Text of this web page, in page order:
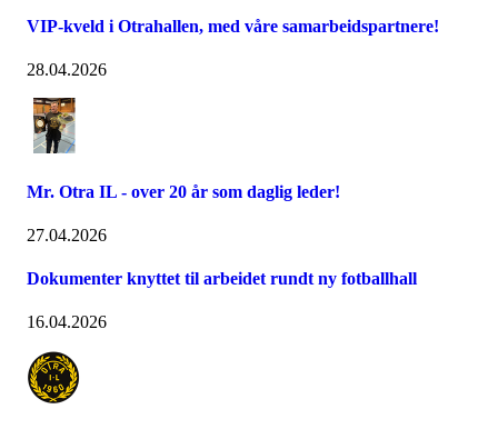
VIP-kveld i Otrahallen, med våre samarbeidspartnere!
28.04.2026
Mr. Otra IL - over 20 år som daglig leder!
27.04.2026
Dokumenter knyttet til arbeidet rundt ny fotballhall
16.04.2026